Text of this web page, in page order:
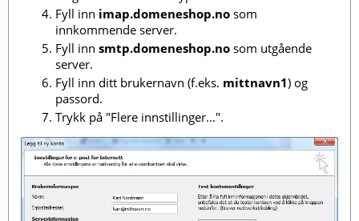
Fyll inn imap.domeneshop.no som
innkommende server.
Fyll inn smtp.domeneshop.no som utgående
server.
Fyll inn ditt brukernavn (f.eks. mittnavn1) og
passord.
Trykk på "Flere innstillinger...".